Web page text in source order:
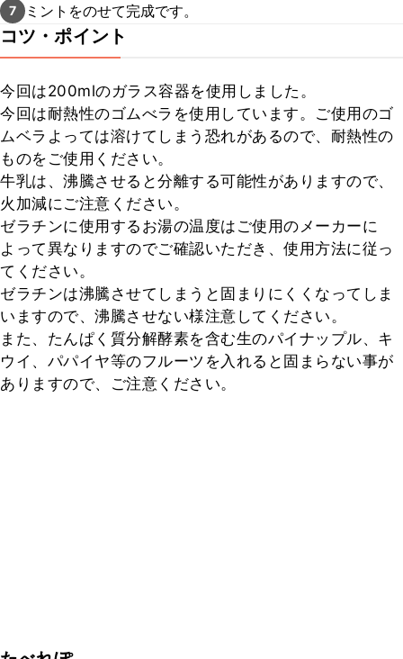
7 ミントをのせて完成です。
コツ・ポイント
今回は200mlのガラス容器を使用しました。
今回は耐熱性のゴムべラを使用しています。ご使用のゴ
ムベラよっては溶けてしまう恐れがあるので、耐熱性の
ものをご使用ください。
牛乳は、沸騰させると分離する可能性がありますので、
火加減にご注意ください。
ゼラチンに使用するお湯の温度はご使用のメーカーに
よって異なりますのでご確認いただき、使用方法に従っ
てください。
ゼラチンは沸騰させてしまうと固まりにくくなってしま
いますので、沸騰させない様注意してください。
また、たんぱく質分解酵素を含む生のパイナップル、キ
ウイ、パパイヤ等のフルーツを入れると固まらない事が
ありますので、ご注意ください。